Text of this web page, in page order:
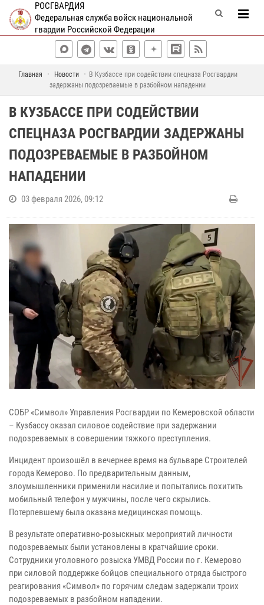
РОСГВАРДИЯ
Федеральная служба войск национальной
гвардии Российской Федерации
Главная Новости
В Кузбассе при содействии спецназа Росгвардии
задержаны подозреваемые в разбойном нападении
В КУЗБАССЕ ПРИ СОДЕЙСТВИИ
СПЕЦНАЗА РОСГВАРДИИ ЗАДЕРЖАНЫ
ПОДОЗРЕВАЕМЫЕ В РАЗБОЙНОМ
НАПАДЕНИИ
03 февраля 2026, 09:12
СОБР «Символ» Управления Росгвардии по Кемеровской области
– Кузбассу оказал силовое содействие при задержании
подозреваемых в совершении тяжкого преступления.
Инцидент произошёл в вечернее время на бульваре Строителей
города Кемерово. По предварительным данным,
злоумышленники применили насилие и попытались похитить
мобильный телефон у мужчины, после чего скрылись.
Потерпевшему была оказана медицинская помощь.
В результате оперативно-розыскных мероприятий личности
подозреваемых были установлены в кратчайшие сроки.
Сотрудники уголовного розыска УМВД России по г. Кемерово
при силовой поддержке бойцов специального отряда быстрого
реагирования «Символ» по горячим следам задержали троих
подозреваемых в разбойном нападении.